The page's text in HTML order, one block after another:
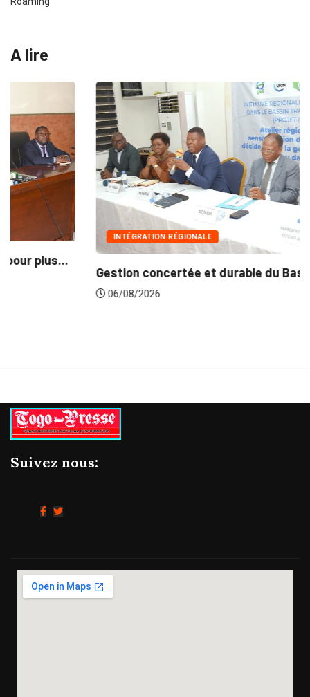
A lire
INTÉGRATION RÉGIONALE
Gestion concertée et durable du Bassin du...
Suivez nous: